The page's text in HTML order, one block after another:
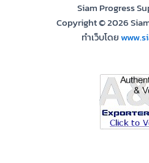
Siam Progress
Copyright © 2026
ทำเว็บโดย